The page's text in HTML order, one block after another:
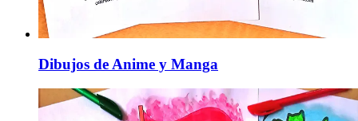
Dibujos de Anime y Manga